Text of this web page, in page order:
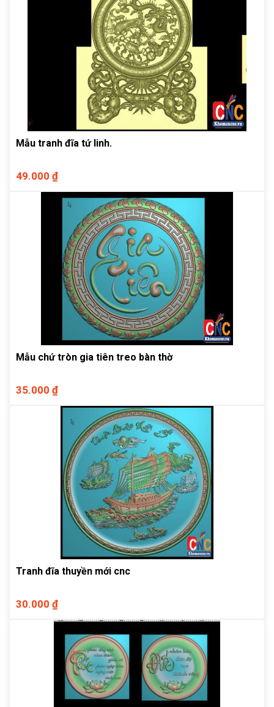
Mẫu tranh đĩa tứ linh.
49.000 ₫
Mẫu chứ tròn gia tiên treo bàn thờ
35.000 ₫
Tranh đĩa thuyền mới cnc
30.000 ₫